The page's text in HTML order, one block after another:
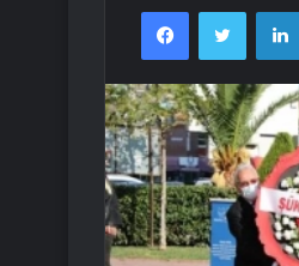
FacebookTwitter